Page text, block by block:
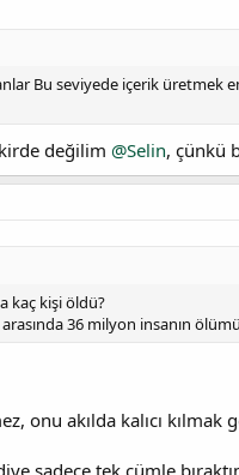
Bu seviyede içerik üretmek
değilim @Selin, çünkü
kaç kişi öldü?
arasında 36 milyon insanın
onu akılda kalıcı kılmak
sadece tek cümle